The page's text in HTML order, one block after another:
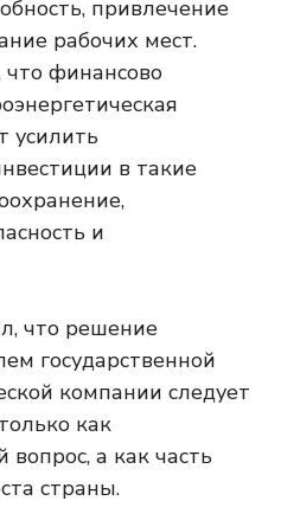
финансово
усилить
в такие
и
что решение
государственной
компании следует
как
а как часть
страны.